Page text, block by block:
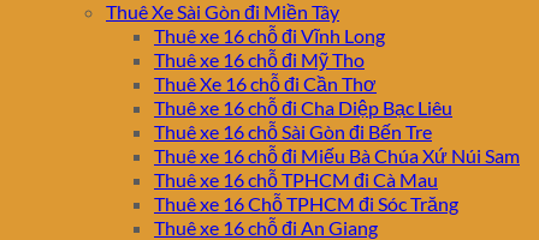
Thuê Xe Sài Gòn đi Miền Tây
Thuê xe 16 chỗ đi Vĩnh Long
Thuê xe 16 chỗ đi Mỹ Tho
Thuê Xe 16 chỗ đi Cần Thơ
Thuê xe 16 chỗ đi Cha Diệp Bạc Liêu
Thuê xe 16 chỗ Sài Gòn đi Bến Tre
Thuê xe 16 chỗ đi Miếu Bà Chúa Xứ Núi Sam
Thuê xe 16 chỗ TPHCM đi Cà Mau
Thuê xe 16 Chỗ TPHCM đi Sóc Trăng
Thuê xe 16 chỗ đi An Giang